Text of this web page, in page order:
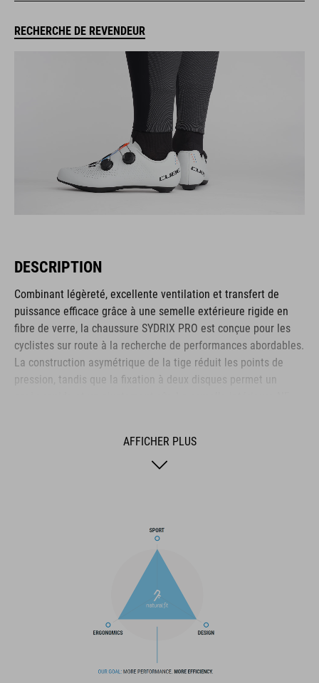
RECHERCHE DE REVENDEUR
DESCRIPTION
Combinant légèreté, excellente ventilation et transfert de
puissance efficace grâce à une semelle extérieure rigide en
fibre de verre, la chaussure SYDRIX PRO est conçue pour les
cyclistes sur route à la recherche de performances abordables.
La construction asymétrique de la tige réduit les points de
pression, tandis que la fixation à deux disques permet un
la couche perforée au niveau de la taille et les fentes
d'aération dans la semelle extérieure. La zone des orteils et le
durée de vie plus longue du produit.
La marque CUBE est synonyme de produits innovants et de
AFFICHER PLUS